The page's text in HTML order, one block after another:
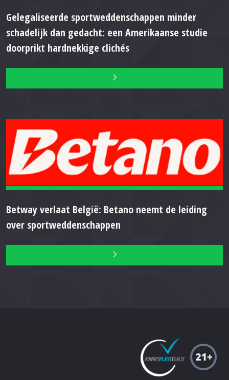
Gelegaliseerde sportweddenschappen minder
schadelijk dan gedacht: een Amerikaanse studie
doorprikt hardnekkige clichés
Betway verlaat België: Betano neemt de leiding
over sportweddenschappen